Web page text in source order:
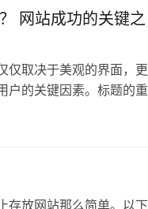
网站成功的关键之
仅取决于美观的界面，
户的关键因素。标题的重
存放网站那么简单。以